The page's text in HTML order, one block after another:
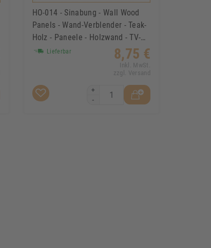
HO-014 - Sinabung - Wall Wood
Panels - Wand-Verblender - Teak-
Holz - Paneele - Holzwand - TV-
WandLieferbar 8,75 €
Inkl. MwSt.
zzgl. Versand
+
-